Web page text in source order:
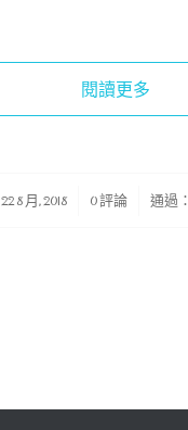
閱讀更多
22 8 月, 2018
/ 0 評論 通過：